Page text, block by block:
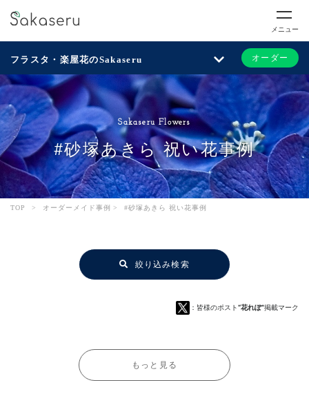
メニュー
フラスタ・楽屋花のSakaseru オーダー
Sakaseru Flowers
#砂塚あきら 祝い花事例
TOP > オーダーメイド事例 > #砂塚あきら 祝い花事例
絞り込み検索
：皆様のポスト“花れぽ”掲載マーク
もっと見る